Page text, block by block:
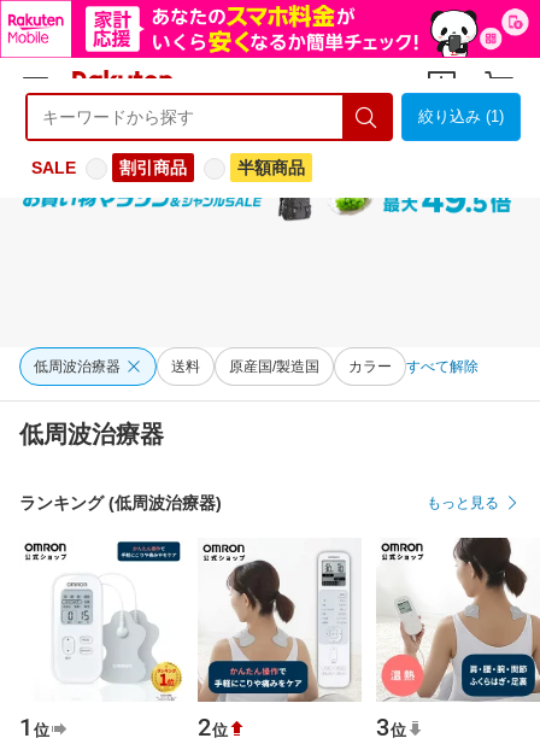
ようこそ 楽天市場へ ログイン
絞り込み (1)
SALE 割引商品 半額商品
低周波治療器 送料 原産国/製造国 カラー すべて解除
低周波治療器
ランキング (低周波治療器) もっと見る
1 位 2位 3位